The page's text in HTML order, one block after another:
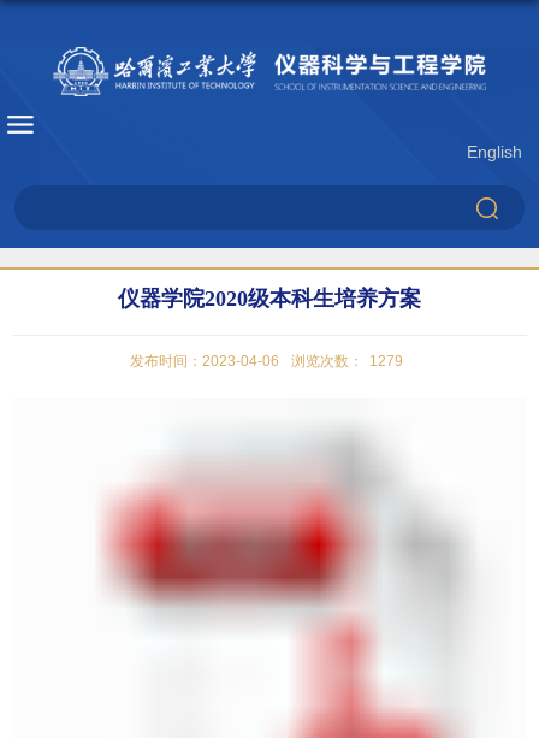
English
仪器学院2020级本科生培养方案
发布时间：2023-04-06 浏览次数： 1279